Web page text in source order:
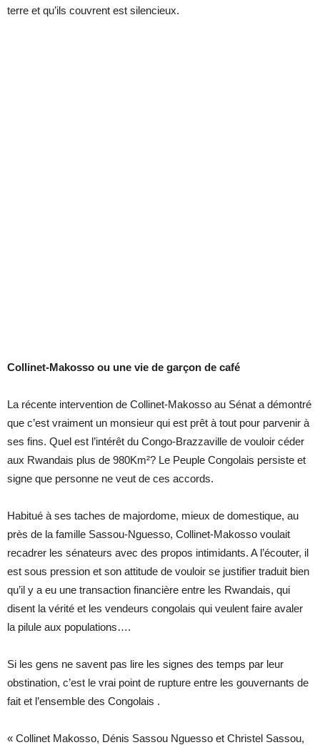
terre et qu’ils couvrent est silencieux.
Collinet-Makosso ou une vie de garçon de café
La récente intervention de Collinet-Makosso au Sénat a démontré
que c’est vraiment un monsieur qui est prêt à tout pour parvenir à
ses fins. Quel est l’intérêt du Congo-Brazzaville de vouloir céder
aux Rwandais plus de 980Km²? Le Peuple Congolais persiste et
signe que personne ne veut de ces accords.
Habitué à ses taches de majordome, mieux de domestique, au
près de la famille Sassou-Nguesso, Collinet-Makosso voulait
recadrer les sénateurs avec des propos intimidants. A l’écouter, il
est sous pression et son attitude de vouloir se justifier traduit bien
qu’il y a eu une transaction financière entre les Rwandais, qui
disent la vérité et les vendeurs congolais qui veulent faire avaler
la pilule aux populations….
Si les gens ne savent pas lire les signes des temps par leur
obstination, c’est le vrai point de rupture entre les gouvernants de
fait et l’ensemble des Congolais .
« Collinet Makosso, Dénis Sassou Nguesso et Christel Sassou,